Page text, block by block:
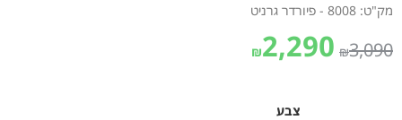
מק"ט: 8008 - פיורדר גרניט
₪3,090
₪2,290
צבע